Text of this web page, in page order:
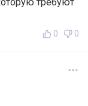
требуют
0 0